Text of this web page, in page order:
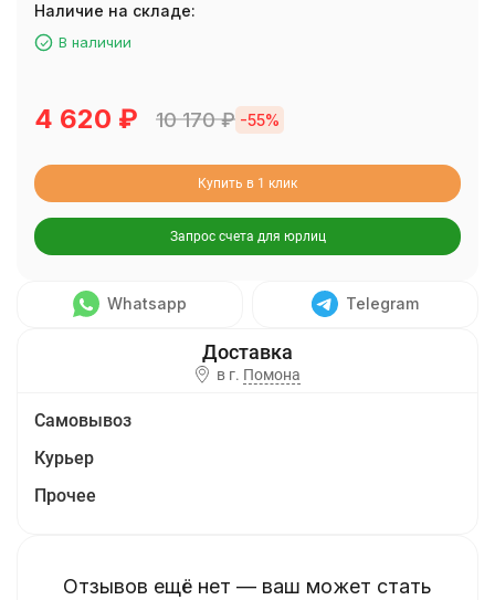
Наличие на складе:
В наличии
4 620 ₽ 10 170₽ -55%
Купить в 1 клик
Запрос счета для юрлиц
Whatsapp Telegram
в г. Помона
Самовывоз
Курьер
Прочее
Отзывов ещё нет — ваш может стать